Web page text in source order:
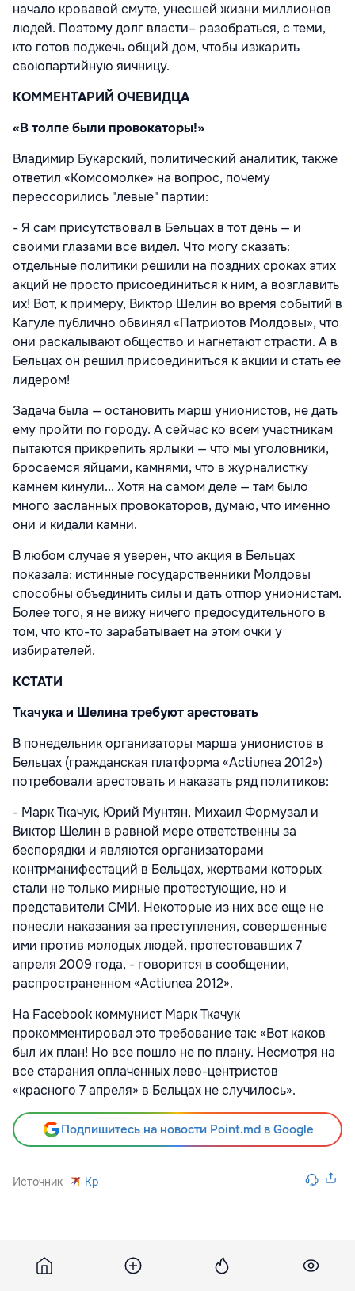
начало кровавой смуте, унесшей жизни миллионов
людей. Поэтому долг власти– разобраться, с теми,
кто готов поджечь общий дом, чтобы изжарить
своюпартийную яичницу.
КОММЕНТАРИЙ ОЧЕВИДЦА
«В толпе были провокаторы!»
Владимир Букарский, политический аналитик, также
ответил «Комсомолке» на вопрос, почему
перессорились "левые" партии:
- Я сам присутствовал в Бельцах в тот день — и
своими глазами все видел. Что могу сказать:
отдельные политики решили на поздних сроках этих
акций не просто присоединиться к ним, а возглавить
их! Вот, к примеру, Виктор Шелин во время событий в
Кагуле публично обвинял «Патриотов Молдовы», что
они раскалывают общество и нагнетают страсти. А в
Бельцах он решил присоединиться к акции и стать ее
лидером!
Задача была — остановить марш унионистов, не дать
ему пройти по городу. А сейчас ко всем участникам
пытаются прикрепить ярлыки — что мы уголовники,
бросаемся яйцами, камнями, что в журналистку
камнем кинули... Хотя на самом деле — там было
много засланных провокаторов, думаю, что именно
они и кидали камни.
В любом случае я уверен, что акция в Бельцах
показала: истинные государственники Молдовы
способны объединить силы и дать отпор унионистам.
Более того, я не вижу ничего предосудительного в
том, что кто-то зарабатывает на этом очки у
избирателей.
КСТАТИ
Ткачука и Шелина требуют арестовать
В понедельник организаторы марша унионистов в
Бельцах (гражданская платформа «Actiunea 2012»)
потребовали арестовать и наказать ряд политиков:
- Марк Ткачук, Юрий Мунтян, Михаил Формузал и
Виктор Шелин в равной мере ответственны за
беспорядки и являются организаторами
контрманифестаций в Бельцах, жертвами которых
стали не только мирные протестующие, но и
представители СМИ. Некоторые из них все еще не
понесли наказания за преступления, совершенные
ими против молодых людей, протестовавших 7
апреля 2009 года, - говорится в сообщении,
распространенном «Actiunea 2012».
На Facebook коммунист Марк Ткачук
прокомментировал это требование так: «Вот каков
был их план! Но все пошло не по плану. Несмотря на
все старания оплаченных лево-центристов
«красного 7 апреля» в Бельцах не случилось».
Подпишитесь на новости Point.md в Google
Источник Kp